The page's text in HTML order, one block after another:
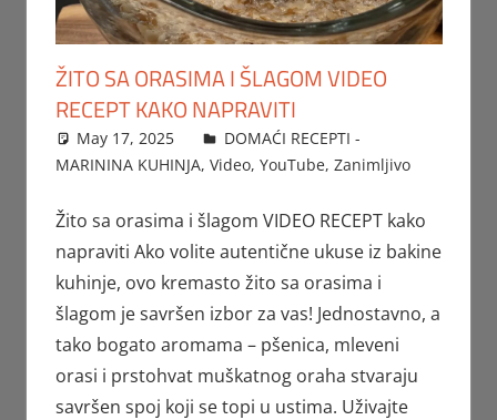
ŽITO SA ORASIMA I ŠLAGOM VIDEO
RECEPT KAKO NAPRAVITI
May 17, 2025 FTorgAdmin
DOMAĆI RECEPTI -
MARININA KUHINJA, Video, YouTube, Zanimljivo
Žito sa orasima i šlagom VIDEO RECEPT kako
napraviti Ako volite autentične ukuse iz bakine
kuhinje, ovo kremasto žito sa orasima i
šlagom je savršen izbor za vas! Jednostavno, a
tako bogato aromama – pšenica, mleveni
orasi i prstohvat muškatnog oraha stvaraju
savršen spoj koji se topi u ustima. Uživajte